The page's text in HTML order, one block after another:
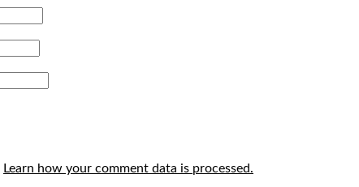
Learn how your comment data is processed.